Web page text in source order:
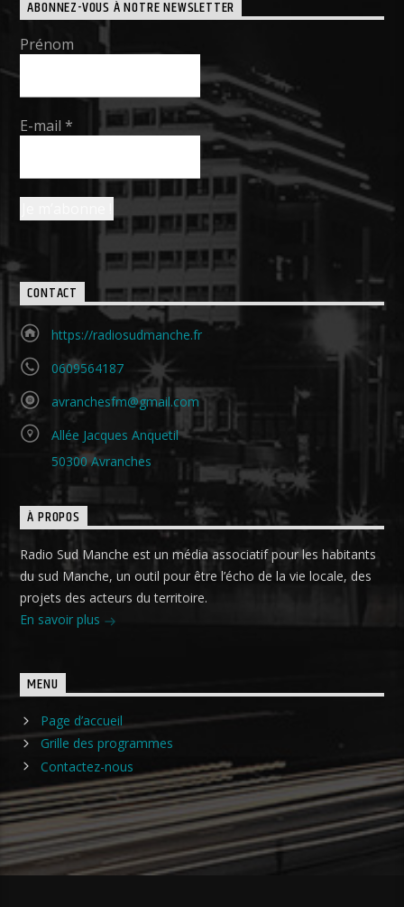
ABONNEZ-VOUS À NOTRE NEWSLETTER
Prénom
E-mail*
CONTACT
https://radiosudmanche.fr
0609564187
avranchesfm@gmail.com
Allée Jacques Anquetil
50300 Avranches
À PROPOS
Radio Sud Manche est un média associatif pour les habitants
du sud Manche, un outil pour être l’écho de la vie locale, des
projets des acteurs du territoire.
En savoir plus
MENU
Page d’accueil
Grille des programmes
Contactez-nous